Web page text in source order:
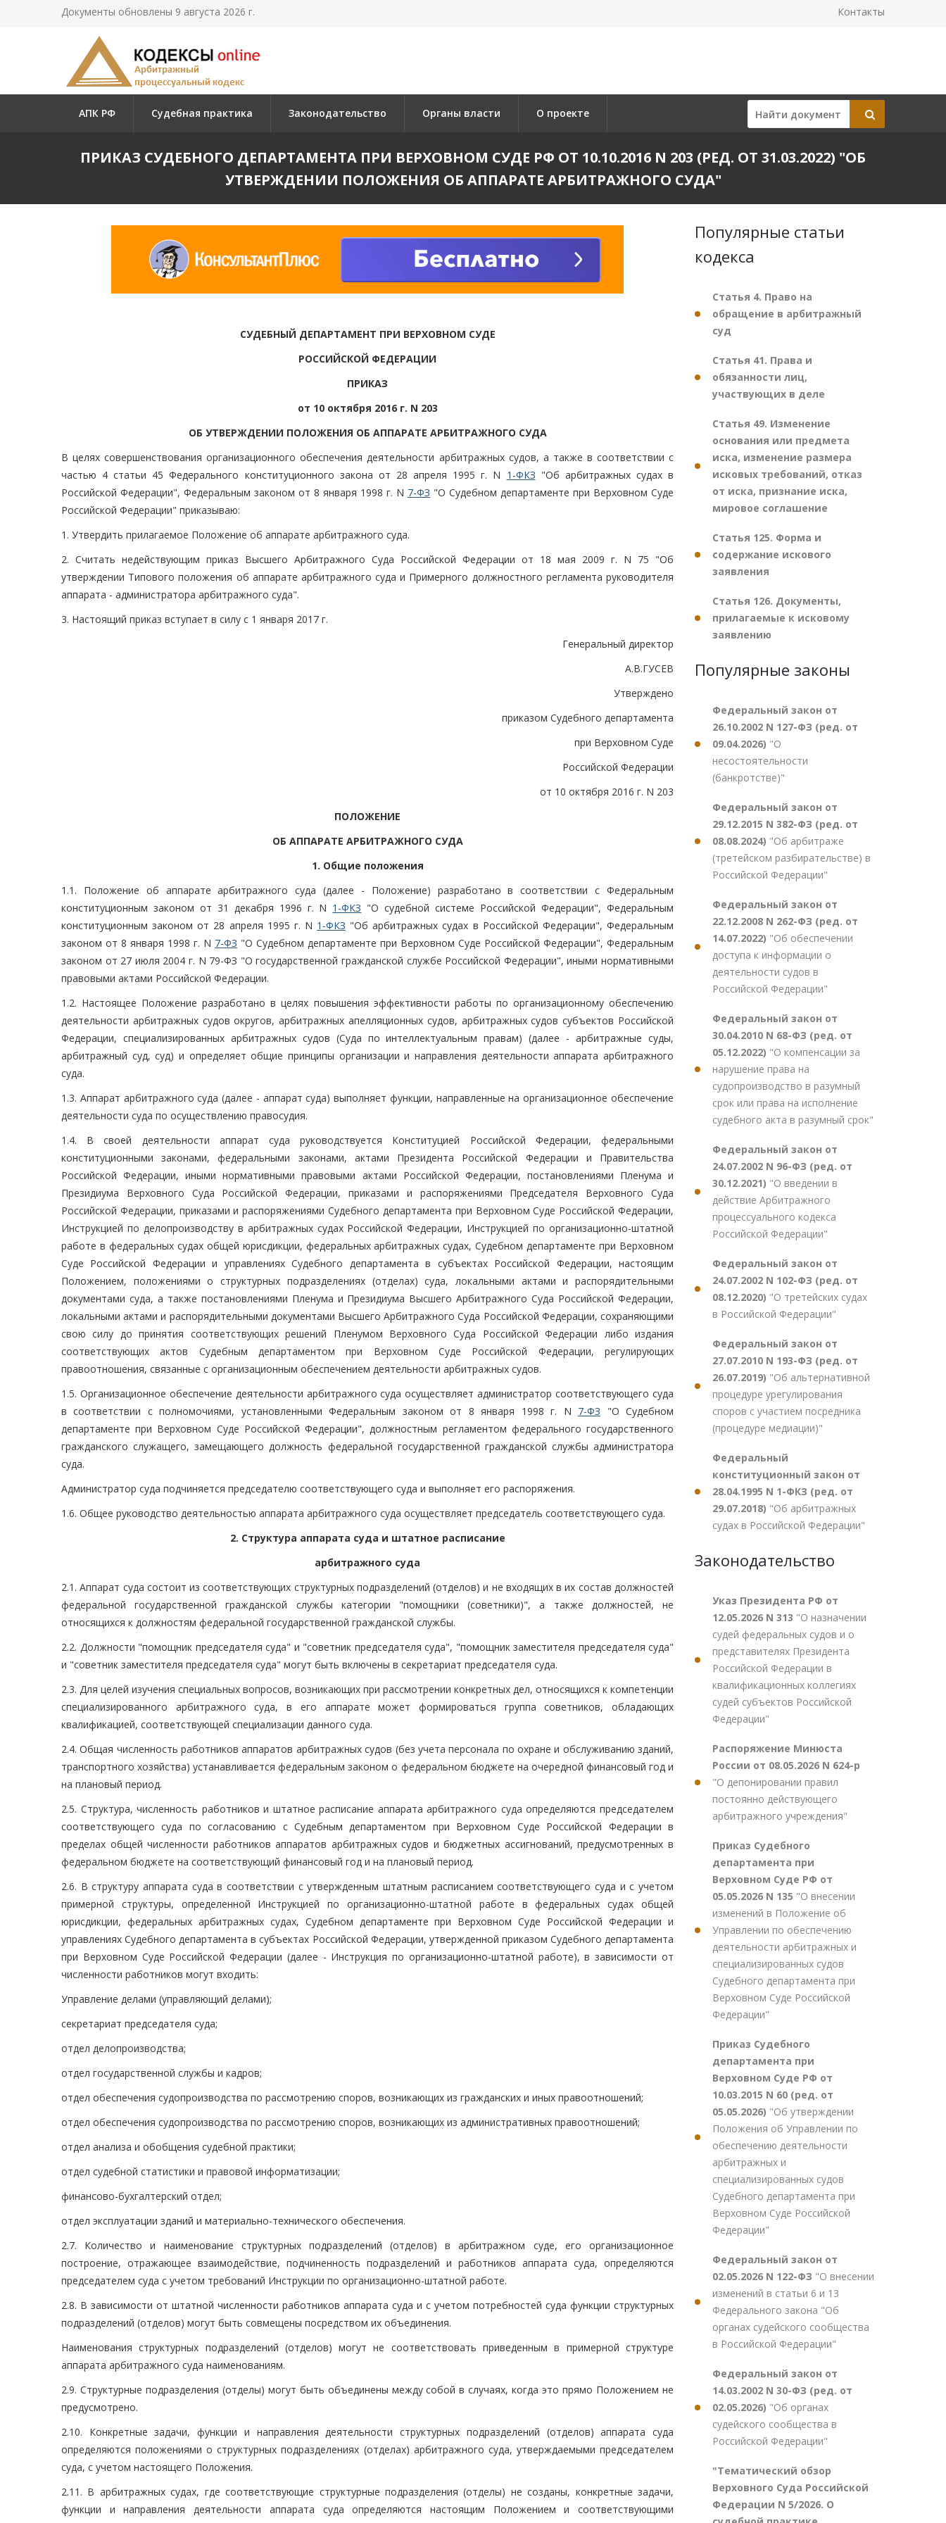
Документы обновлены 9 августа 2026 г. Контакты
АПК РФ Судебная практика Законодательство Органы власти О проекте
ПРИКАЗ СУДЕБНОГО ДЕПАРТАМЕНТА ПРИ ВЕРХОВНОМ СУДЕ РФ ОТ 10.10.2016 N 203 (РЕД. ОТ 31.03.2022) "ОБ
УТВЕРЖДЕНИИ ПОЛОЖЕНИЯ ОБ АППАРАТЕ АРБИТРАЖНОГО СУДА"
СУДЕБНЫЙ ДЕПАРТАМЕНТ ПРИ ВЕРХОВНОМ СУДЕ
РОССИЙСКОЙ ФЕДЕРАЦИИ
ПРИКАЗ
от 10 октября 2016 г. N 203
ОБ УТВЕРЖДЕНИИ ПОЛОЖЕНИЯ ОБ АППАРАТЕ АРБИТРАЖНОГО СУДА
В целях совершенствования организационного обеспечения деятельности арбитражных судов, а также в соответствии с
частью 4 статьи 45 Федерального конституционного закона от 28 апреля 1995 г. N 1-ФКЗ "Об арбитражных судах в
Российской Федерации", Федеральным законом от 8 января 1998 г. N 7-ФЗ "О Судебном департаменте при Верховном Суде
Российской Федерации" приказываю:
1. Утвердить прилагаемое Положение об аппарате арбитражного суда.
2. Считать недействующим приказ Высшего Арбитражного Суда Российской Федерации от 18 мая 2009 г. N 75 "Об
утверждении Типового положения об аппарате арбитражного суда и Примерного должностного регламента руководителя
аппарата - администратора арбитражного суда".
3. Настоящий приказ вступает в силу с 1 января 2017 г.
Генеральный директор
А.В.ГУСЕВ
Утверждено
приказом Судебного департамента
при Верховном Суде
Российской Федерации
от 10 октября 2016 г. N 203
ПОЛОЖЕНИЕ
ОБ АППАРАТЕ АРБИТРАЖНОГО СУДА
1. Общие положения
1.1. Положение об аппарате арбитражного суда (далее - Положение) разработано в соответствии с Федеральным
конституционным законом от 31 декабря 1996 г. N 1-ФКЗ "О судебной системе Российской Федерации", Федеральным
конституционным законом от 28 апреля 1995 г. N 1-ФКЗ "Об арбитражных судах в Российской Федерации", Федеральным
законом от 8 января 1998 г. N 7-ФЗ "О Судебном департаменте при Верховном Суде Российской Федерации", Федеральным
законом от 27 июля 2004 г. N 79-ФЗ "О государственной гражданской службе Российской Федерации", иными нормативными
правовыми актами Российской Федерации.
1.2. Настоящее Положение разработано в целях повышения эффективности работы по организационному обеспечению
деятельности арбитражных судов округов, арбитражных апелляционных судов, арбитражных судов субъектов Российской
Федерации, специализированных арбитражных судов (Суда по интеллектуальным правам) (далее - арбитражные суды,
арбитражный суд, суд) и определяет общие принципы организации и направления деятельности аппарата арбитражного
суда.
1.3. Аппарат арбитражного суда (далее - аппарат суда) выполняет функции, направленные на организационное обеспечение
деятельности суда по осуществлению правосудия.
1.4. В своей деятельности аппарат суда руководствуется Конституцией Российской Федерации, федеральными
конституционными законами, федеральными законами, актами Президента Российской Федерации и Правительства
Российской Федерации, иными нормативными правовыми актами Российской Федерации, постановлениями Пленума и
Президиума Верховного Суда Российской Федерации, приказами и распоряжениями Председателя Верховного Суда
Российской Федерации, приказами и распоряжениями Судебного департамента при Верховном Суде Российской Федерации,
Инструкцией по делопроизводству в арбитражных судах Российской Федерации, Инструкцией по организационно-штатной
работе в федеральных судах общей юрисдикции, федеральных арбитражных судах, Судебном департаменте при Верховном
Суде Российской Федерации и управлениях Судебного департамента в субъектах Российской Федерации, настоящим
Положением, положениями о структурных подразделениях (отделах) суда, локальными актами и распорядительными
документами суда, а также постановлениями Пленума и Президиума Высшего Арбитражного Суда Российской Федерации,
локальными актами и распорядительными документами Высшего Арбитражного Суда Российской Федерации, сохраняющими
свою силу до принятия соответствующих решений Пленумом Верховного Суда Российской Федерации либо издания
соответствующих актов Судебным департаментом при Верховном Суде Российской Федерации, регулирующих
правоотношения, связанные с организационным обеспечением деятельности арбитражных судов.
1.5. Организационное обеспечение деятельности арбитражного суда осуществляет администратор соответствующего суда
в соответствии с полномочиями, установленными Федеральным законом от 8 января 1998 г. N 7-ФЗ "О Судебном
департаменте при Верховном Суде Российской Федерации", должностным регламентом федерального государственного
гражданского служащего, замещающего должность федеральной государственной гражданской службы администратора
суда.
Администратор суда подчиняется председателю соответствующего суда и выполняет его распоряжения.
1.6. Общее руководство деятельностью аппарата арбитражного суда осуществляет председатель соответствующего суда.
2. Структура аппарата суда и штатное расписание
арбитражного суда
2.1. Аппарат суда состоит из соответствующих структурных подразделений (отделов) и не входящих в их состав должностей
федеральной государственной гражданской службы категории "помощники (советники)", а также должностей, не
относящихся к должностям федеральной государственной гражданской службы.
2.2. Должности "помощник председателя суда" и "советник председателя суда", "помощник заместителя председателя суда"
и "советник заместителя председателя суда" могут быть включены в секретариат председателя суда.
2.3. Для целей изучения специальных вопросов, возникающих при рассмотрении конкретных дел, относящихся к компетенции
специализированного арбитражного суда, в его аппарате может формироваться группа советников, обладающих
квалификацией, соответствующей специализации данного суда.
2.4. Общая численность работников аппаратов арбитражных судов (без учета персонала по охране и обслуживанию зданий,
транспортного хозяйства) устанавливается федеральным законом о федеральном бюджете на очередной финансовый год и
на плановый период.
2.5. Структура, численность работников и штатное расписание аппарата арбитражного суда определяются председателем
соответствующего суда по согласованию с Судебным департаментом при Верховном Суде Российской Федерации в
пределах общей численности работников аппаратов арбитражных судов и бюджетных ассигнований, предусмотренных в
федеральном бюджете на соответствующий финансовый год и на плановый период.
2.6. В структуру аппарата суда в соответствии с утвержденным штатным расписанием соответствующего суда и с учетом
примерной структуры, определенной Инструкцией по организационно-штатной работе в федеральных судах общей
юрисдикции, федеральных арбитражных судах, Судебном департаменте при Верховном Суде Российской Федерации и
управлениях Судебного департамента в субъектах Российской Федерации, утвержденной приказом Судебного департамента
при Верховном Суде Российской Федерации (далее - Инструкция по организационно-штатной работе), в зависимости от
численности работников могут входить:
Управление делами (управляющий делами);
секретариат председателя суда;
отдел делопроизводства;
отдел государственной службы и кадров;
отдел обеспечения судопроизводства по рассмотрению споров, возникающих из гражданских и иных правоотношений;
отдел обеспечения судопроизводства по рассмотрению споров, возникающих из административных правоотношений;
отдел анализа и обобщения судебной практики;
отдел судебной статистики и правовой информатизации;
финансово-бухгалтерский отдел;
отдел эксплуатации зданий и материально-технического обеспечения.
2.7. Количество и наименование структурных подразделений (отделов) в арбитражном суде, его организационное
построение, отражающее взаимодействие, подчиненность подразделений и работников аппарата суда, определяются
председателем суда с учетом требований Инструкции по организационно-штатной работе.
2.8. В зависимости от штатной численности работников аппарата суда и с учетом потребностей суда функции структурных
подразделений (отделов) могут быть совмещены посредством их объединения.
Наименования структурных подразделений (отделов) могут не соответствовать приведенным в примерной структуре
аппарата арбитражного суда наименованиям.
2.9. Структурные подразделения (отделы) могут быть объединены между собой в случаях, когда это прямо Положением не
предусмотрено.
2.10. Конкретные задачи, функции и направления деятельности структурных подразделений (отделов) аппарата суда
определяются положениями о структурных подразделениях (отделах) арбитражного суда, утверждаемыми председателем
суда, с учетом настоящего Положения.
2.11. В арбитражных судах, где соответствующие структурные подразделения (отделы) не созданы, конкретные задачи,
функции и направления деятельности аппарата суда определяются настоящим Положением и соответствующими
Популярные статьи
кодекса
Статья 4. Право на
обращение в арбитражный
суд
Статья 41. Права и
обязанности лиц,
участвующих в деле
Статья 49. Изменение
основания или предмета
иска, изменение размера
исковых требований, отказ
от иска, признание иска,
мировое соглашение
Статья 125. Форма и
содержание искового
заявления
Статья 126. Документы,
прилагаемые к исковому
заявлению
Популярные законы
Федеральный закон от
26.10.2002 N 127-ФЗ (ред. от
09.04.2026) "О
несостоятельности
(банкротстве)"
Федеральный закон от
29.12.2015 N 382-ФЗ (ред. от
08.08.2024) "Об арбитраже
(третейском разбирательстве) в
Российской Федерации"
Федеральный закон от
22.12.2008 N 262-ФЗ (ред. от
14.07.2022) "Об обеспечении
доступа к информации о
деятельности судов в
Российской Федерации"
Федеральный закон от
30.04.2010 N 68-ФЗ (ред. от
05.12.2022) "О компенсации за
нарушение права на
судопроизводство в разумный
срок или права на исполнение
судебного акта в разумный срок"
Федеральный закон от
24.07.2002 N 96-ФЗ (ред. от
30.12.2021) "О введении в
действие Арбитражного
процессуального кодекса
Российской Федерации"
Федеральный закон от
24.07.2002 N 102-ФЗ (ред. от
08.12.2020) "О третейских судах
в Российской Федерации"
Федеральный закон от
27.07.2010 N 193-ФЗ (ред. от
26.07.2019) "Об альтернативной
процедуре урегулирования
споров с участием посредника
(процедуре медиации)"
Федеральный
конституционный закон от
28.04.1995 N 1-ФКЗ (ред. от
29.07.2018) "Об арбитражных
судах в Российской Федерации"
Законодательство
Указ Президента РФ от
12.05.2026 N 313 "О назначении
судей федеральных судов и о
представителях Президента
Российской Федерации в
квалификационных коллегиях
судей субъектов Российской
Федерации"
Распоряжение Минюста
России от 08.05.2026 N 624-р
"О депонировании правил
постоянно действующего
арбитражного учреждения"
Приказ Судебного
департамента при
Верховном Суде РФ от
05.05.2026 N 135 "О внесении
изменений в Положение об
Управлении по обеспечению
деятельности арбитражных и
специализированных судов
Судебного департамента при
Верховном Суде Российской
Федерации"
Приказ Судебного
департамента при
Верховном Суде РФ от
10.03.2015 N 60 (ред. от
05.05.2026) "Об утверждении
Положения об Управлении по
обеспечению деятельности
арбитражных и
специализированных судов
Судебного департамента при
Верховном Суде Российской
Федерации"
Федеральный закон от
02.05.2026 N 122-ФЗ "О внесении
изменений в статьи 6 и 13
Федерального закона "Об
органах судейского сообщества
в Российской Федерации"
Федеральный закон от
14.03.2002 N 30-ФЗ (ред. от
02.05.2026) "Об органах
судейского сообщества в
Российской Федерации"
"Тематический обзор
Верховного Суда Российской
Федерации N 5/2026. О